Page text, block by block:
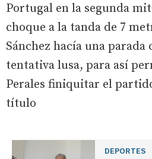
Portugal en la segunda
choque a la tanda de 7
Sánchez hacía una
tentativa lusa, para así
Perales finiquitar el
título
DEPORTES